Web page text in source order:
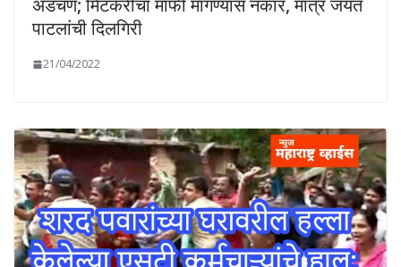
अडचण; मिटकरीचा माफी मागण्यास नकार, मात्र जयंत
पाटलांची दिलगिरी
21/04/2022